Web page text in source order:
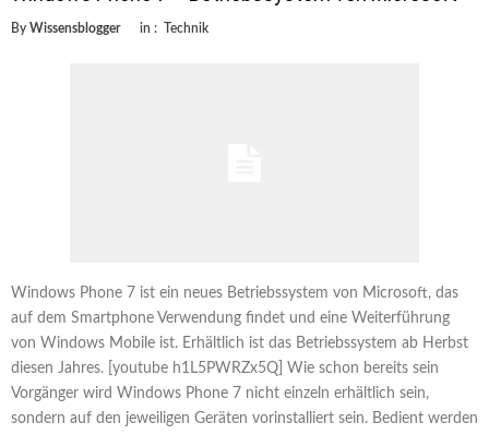
By Wissensblogger in : Technik
Windows Phone 7 ist ein neues Betriebssystem von Microsoft, das
auf dem Smartphone Verwendung findet und eine Weiterführung
von Windows Mobile ist. Erhältlich ist das Betriebssystem ab Herbst
diesen Jahres. [youtube h1L5PWRZx5Q] Wie schon bereits sein
Vorgänger wird Windows Phone 7 nicht einzeln erhältlich sein,
sondern auf den jeweiligen Geräten vorinstalliert sein. Bedient werden